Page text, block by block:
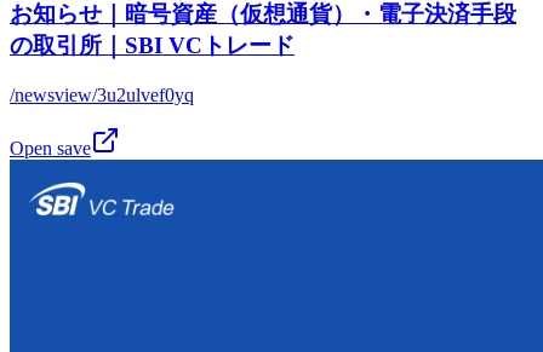
お知らせ｜暗号資産（仮想通貨）・電子決済手段
の取引所｜SBI VCトレード
/newsview/3u2ulvef0yq
Open save